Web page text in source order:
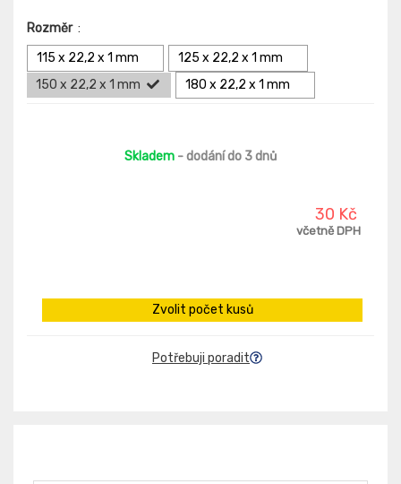
Rozměr :
115 x 22,2 x 1 mm
125 x 22,2 x 1 mm
150 x 22,2 x 1 mm
180 x 22,2 x 1 mm
Skladem - dodání do 3 dnů
30 Kč
včetně DPH
Zvolit počet kusů
Potřebuji poradit